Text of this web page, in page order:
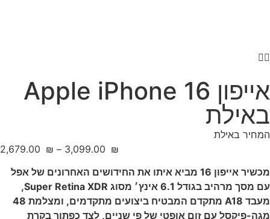
אייפון 16 Apple iPhone
באילת
המחיר באילת
‎2,679.00 ₪ – ‎3,099.00 ₪
מכשיר אייפון 16 מביא איתו את החידושים האחרונים של אפל
עם מסך מרהיב בגודל 6.1 אינץ׳ מסוג Super Retina
XDR
,
מעבד A18 מתקדם המבטיח ביצועים מתקדמים, ומצלמת 48
מגה-פיקסל עם זום אופטי של פי שניים, לצד כפתור בקרת